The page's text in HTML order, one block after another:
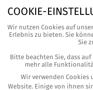
Mai 2023(2)
Januar 2023(1)
Dezember
November
COOKIE-
Wir nutzen Cookies auf
Erlebnis zu bieten. Sie
Sie
Bitte beachten Sie, dass
mehr alle
Wir verwenden Cookies
Website. Einige von ihnen